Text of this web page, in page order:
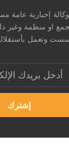
وكالة إخبارية
او منظمة وغير
وتعمل بأستقلالية